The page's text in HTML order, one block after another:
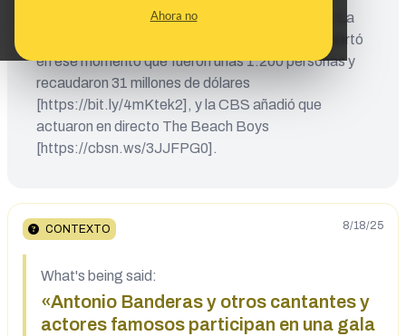
Ahora no
CONTEXTO 8/18/25
What's being said:
«Antonio Banderas y otros cantantes y
actores famosos participan en una gala
(California) en noviembre de 2015, hace 9 años. La
agencia AP confirmó la asistencia de estos, reportó
en ese momento que fueron unas 1.200 personas y
recaudaron 31 millones de dólares
[https://bit.ly/4mKtek2], y la CBS añadió que
actuaron en directo The Beach Boys
[https://cbsn.ws/3JJFPG0].